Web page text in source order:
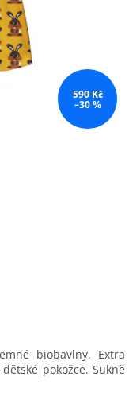
590 Kč
–30 %
biobavlny. Extra
pokožce. Sukně